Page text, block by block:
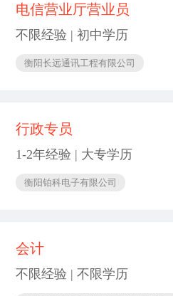
电信营业厅营业员
不限经验 | 初中学历
衡阳长远通讯工程有限公司
行政专员
1-2年经验 | 大专学历
衡阳铂科电子有限公司
会计
不限经验 | 不限学历